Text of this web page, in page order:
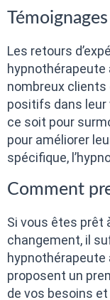
Les retours
hypnothérapeute
nombreux
positifs dans leur
ce soit pour
pour améliorer
spécifique,
Comment
Si vous êtes prêt
changement, il
hypnothérapeute
proposent un
de vos besoins